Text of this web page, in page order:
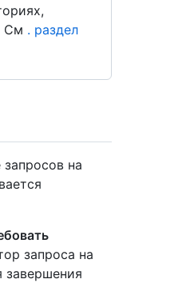
См . раздел
на
запроса на
завершения